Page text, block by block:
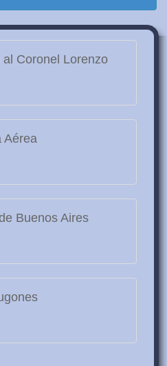
Coronel Lorenzo
Aérea
Buenos Aires